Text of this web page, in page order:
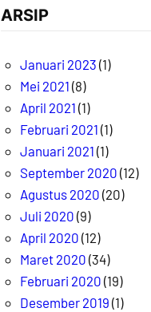
ARSIP
Januari 2023 (1)
Mei 2021 (8)
April 2021 (1)
Februari 2021 (1)
Januari 2021 (1)
September 2020 (12)
Agustus 2020 (20)
Juli 2020 (9)
April 2020 (12)
Maret 2020 (34)
Februari 2020 (19)
Desember 2019 (1)